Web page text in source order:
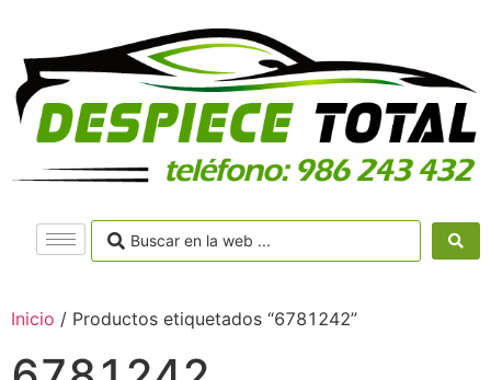
Inicio / Productos etiquetados “6781242”